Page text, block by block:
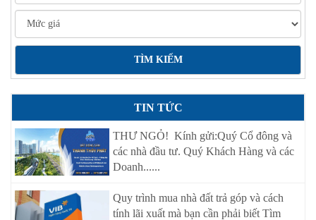
TIN TỨC
THƯ NGỎ! Kính gửi:Quý Cổ đông và
các nhà đầu tư. Quý Khách Hàng và các
Doanh......
Quy trình mua nhà đất trả góp và cách
tính lãi xuất mà bạn cần phải biết Tìm